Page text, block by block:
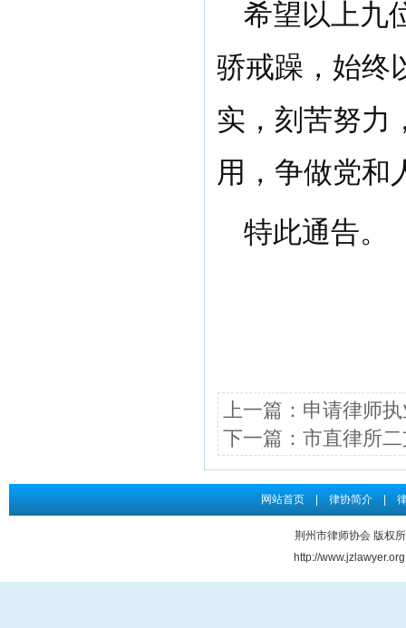
希望以上九
骄戒躁，始终
实，刻苦努力
用，争做党和
特此通告。
上一篇： 申请律师
下一篇：市直律所
网站首页 |律协简介 |
荆州市律师协会 版权
http://